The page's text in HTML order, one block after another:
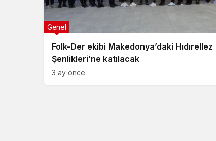
Folk-Der ekibi Makedonya’daki Hıdırellez
Şenlikleri’ne katılacak
Genel
3 ay önce